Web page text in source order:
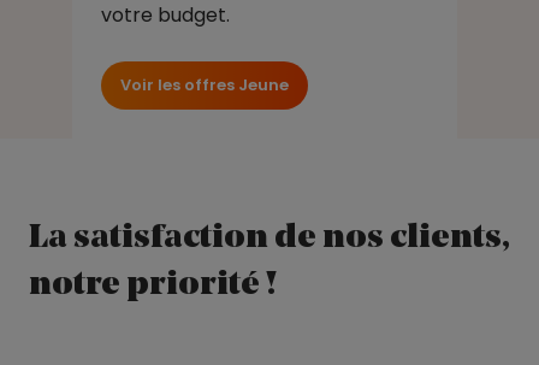
votre budget.
Voir les offres Jeune
La satisfaction de nos clients,
notre priorité !